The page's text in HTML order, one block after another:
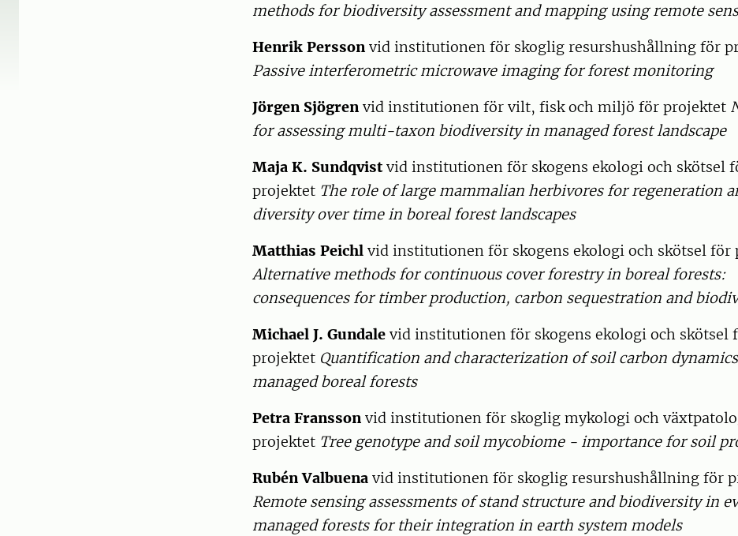
methods for biodiversity assessment and mapping using remote
Henrik Persson vid institutionen för skoglig resurshushållning för
Passive interferometric microwave imaging for forest monitoring
Jörgen Sjögren vid institutionen för vilt, fisk och miljö för projektet
for assessing multi-taxon biodiversity in managed forest landscape
Maja K. Sundqvistvid institutionen för skogens ekologi och skötsel
projektet The role of large mammalian herbivores for regeneration
diversity over time in boreal forest landscapes
Matthias Peichl vid institutionen för skogens ekologi och skötsel för
Alternative methods for continuous cover forestry in boreal forests:
consequences for timber production, carbon sequestration and
Michael J. Gundale vid institutionen för skogens ekologi och skötsel
projektet Quantification and characterization of soil carbon
managed boreal forests
Petra Fransson vid institutionen för skoglig mykologi och
projektet Tree genotype and soil mycobiome - importance for soil
Rubén Valbuena vid institutionen för skoglig resurshushållning för
Remote sensing assessments of stand structure and biodiversity in
managed forests for their integration in earth system models